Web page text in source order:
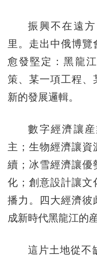
振興不在遠
里。走出中俄博覽
愈發堅定：黑龍
策、某一項工程、
新的發展邏輯。
數字經濟讓
主；生物經濟讓資
續；冰雪經濟讓優
化；創意設計讓文
播力。四大經濟彼
成新時代黑龍江的
這片土地從不